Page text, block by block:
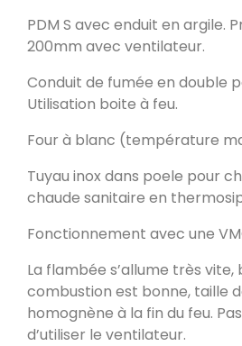
Poele de masse L
Devay 58300
chauffant
Heusy
Bellecombe-en-
Oxalibre S
PDM S avec enduit en argile.
200mm avec ventilateur.
Conduit de fumée en double
Utilisation boite à feu.
Four à blanc (température
Tuyau inox dans poele pour
chaude sanitaire en
Fonctionnement avec une
La flambée s’allume très vite,
combustion est bonne, taille
homognène à la fin du feu.
d’utiliser le ventilateur.